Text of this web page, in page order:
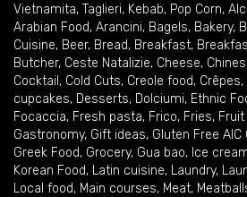
Vietnamita, Taglieri, Kebab, Pop Corn,
Arabian Food, Arancini, Bagels, Bakery,
Cuisine, Beer, Bread, Breakfast,
Butcher, Ceste Natalizie, Cheese,
Cocktail , Cold Cuts, Creole food, Crêpes,
cupcakes, Desserts, Dolciumi, Ethnic
Focaccia, Fresh pasta, Frico, Fries,
Gastronomy, Gift ideas, Gluten Free AIC
Greek Food, Grocery, Gua bao, Ice
Korean Food, Latin cuisine, Laundry,
Local food, Main courses, Meat,